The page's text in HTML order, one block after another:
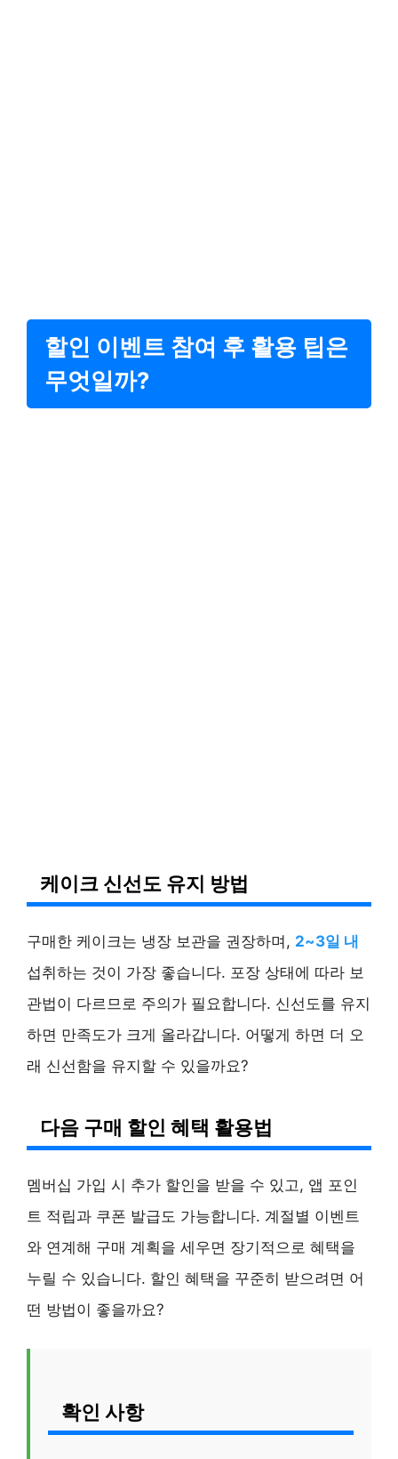
할인 이벤트 참여 후 활용 팁은
무엇일까?
케이크 신선도 유지 방법
구매한 케이크는 냉장 보관을 권장하며, 2~3일 내
섭취하는 것이 가장 좋습니다. 포장 상태에 따라 보
관법이 다르므로 주의가 필요합니다. 신선도를 유지
하면 만족도가 크게 올라갑니다. 어떻게 하면 더 오
래 신선함을 유지할 수 있을까요?
다음 구매 할인 혜택 활용법
멤버십 가입 시 추가 할인을 받을 수 있고, 앱 포인
트 적립과 쿠폰 발급도 가능합니다. 계절별 이벤트
와 연계해 구매 계획을 세우면 장기적으로 혜택을
누릴 수 있습니다. 할인 혜택을 꾸준히 받으려면 어
떤 방법이 좋을까요?
확인 사항